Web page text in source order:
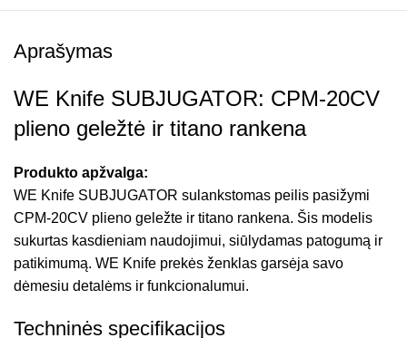
Aprašymas
WE Knife SUBJUGATOR: CPM-20CV
plieno geležtė ir titano rankena
Produkto apžvalga:
WE Knife SUBJUGATOR sulankstomas peilis pasižymi
CPM-20CV plieno geležte ir titano rankena. Šis modelis
sukurtas kasdieniam naudojimui, siūlydamas patogumą ir
patikimumą. WE Knife prekės ženklas garsėja savo
dėmesiu detalėms ir funkcionalumui.
Techninės specifikacijos